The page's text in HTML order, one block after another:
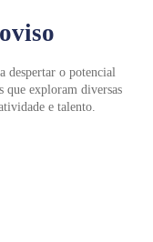
despertar o potencial
que exploram diversas
e talento.